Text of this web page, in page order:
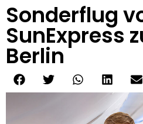
Sonderflug
SunExpress
Berlin